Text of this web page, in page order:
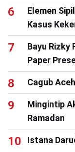
Elemen
Kasus
Bayu Rizky
Paper
Cagub
Mingintip
Ramadan
Istana